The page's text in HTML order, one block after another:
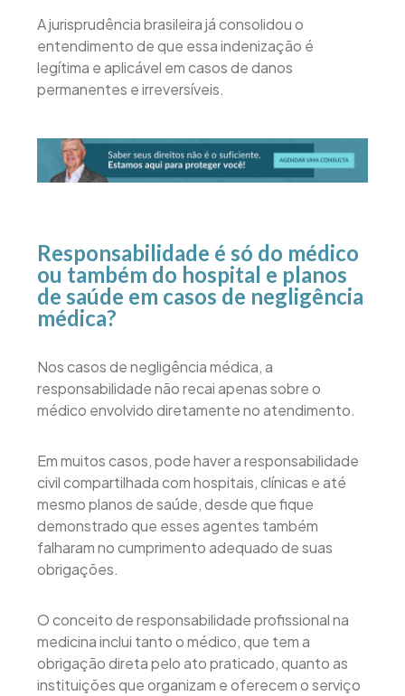
A jurisprudência brasileira já consolidou o
entendimento de que essa indenização é
legítima e aplicável em casos de danos
permanentes e irreversíveis.
Responsabilidade é só do médico
ou também do hospital e planos
de saúde em casos de negligência
médica?
Nos casos de negligência médica, a
responsabilidade não recai apenas sobre o
médico envolvido diretamente no atendimento.
Em muitos casos, pode haver a responsabilidade
civil compartilhada com hospitais, clínicas e até
mesmo planos de saúde, desde que fique
demonstrado que esses agentes também
falharam no cumprimento adequado de suas
obrigações.
O conceito de responsabilidade profissional na
medicina inclui tanto o médico, que tem a
obrigação direta pelo ato praticado, quanto as
instituições que organizam e oferecem o serviço